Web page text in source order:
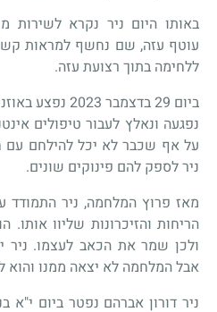
באותו היום ניר נקרא לשירות
עוטף עזה, שם נחשף למראות
ללחימה בתוך רצועת עזה.
ביום 29 בדצמבר
נפגעה ונאלץ לעבור טיפולים
על אף שכבר לא יכל להילחם עם
ניר לספק להם פינוקים שונים.
מאז פרוץ המלחמה, ניר
הריחות והזיכרונות שליוו
ולכן שמר את הכאב לעצמו. ניר
אבל המלחמה לא יצאה ממנו